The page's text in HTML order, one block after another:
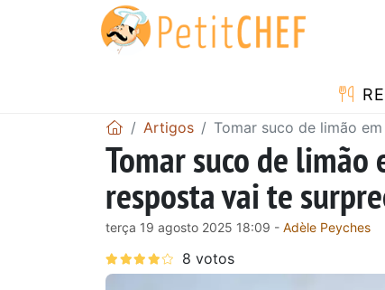
Artigos Tomar suco de limão
Tomar suco de limão
resposta vai te
terça 19 agosto 2025 18:09 - Adèle Peyches